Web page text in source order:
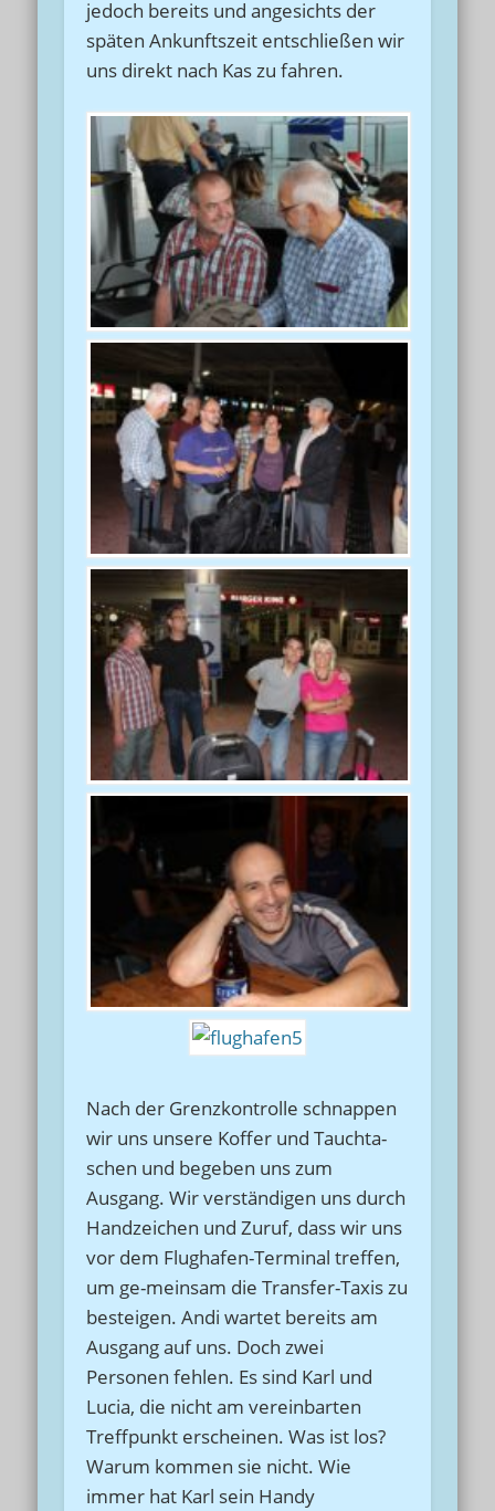
jedoch bereits und angesichts der
späten Ankunftszeit entschließen wir
uns direkt nach Kas zu fahren.
Nach der Grenzkontrolle schnappen
wir uns unsere Koffer und Tauchta-
schen und begeben uns zum
Ausgang. Wir verständigen uns durch
Handzeichen und Zuruf, dass wir uns
vor dem Flughafen-Terminal treffen,
um ge-meinsam die Transfer-Taxis zu
besteigen. Andi wartet bereits am
Ausgang auf uns. Doch zwei
Personen fehlen. Es sind Karl und
Lucia, die nicht am vereinbarten
Treffpunkt erscheinen. Was ist los?
Warum kommen sie nicht. Wie
immer hat Karl sein Handy